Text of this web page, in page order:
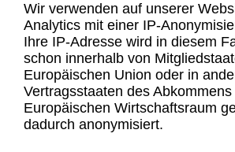
Wir verwenden auf unserer
Analytics mit einer IP-
Ihre IP-Adresse wird in diesem
schon innerhalb von
Europäischen Union oder in
Vertragsstaaten des
Europäischen Wirtschaftsraum
dadurch anonymisiert.